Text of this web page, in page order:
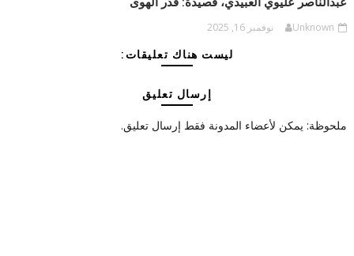
Unknown نوفمبر 16, 2025
ليست هناك تعليقات:
إرسال تعليق
ملحوظة: يمكن لأعضاء المدونة فقط إرسال تعليق.